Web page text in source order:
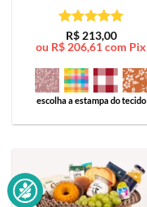
Avaliação5
de 5
R$213,00
ou R$ 206,61 com Pix
escolha a estampa do tecido